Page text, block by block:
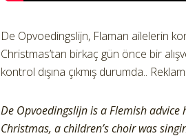
De Opvoedingslijn, Flaman ailelerin
Christmas’tan birkaç gün önce bir
kontrol dışına çıkmış durumda..
De Opvoedingslijn is a Flemish
Christmas, a children’s choir was